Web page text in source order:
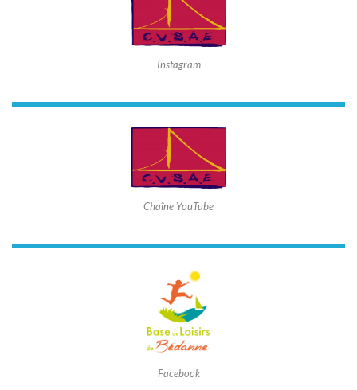
Instagram
Chaîne YouTube
Facebook